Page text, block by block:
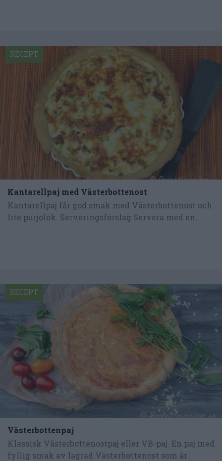
Kantarellpaj med Västerbottenost
Kantarellpaj får god smak med Västerbottenost och
lite purjolök. Serveringsförslag Servera med en...
RECEPT
Västerbottenpaj
Klassisk Västerbottenostpaj eller VB-paj. En paj med
fyllig smak av lagrad Västerbottenost som är
RECEPT